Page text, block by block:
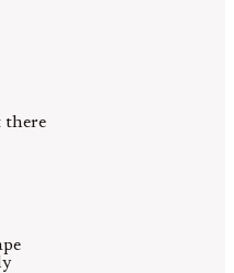
there